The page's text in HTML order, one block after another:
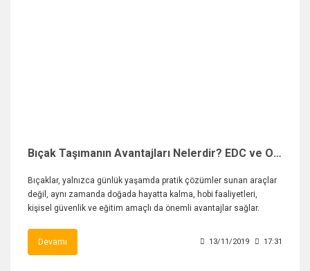
Bıçak Taşımanın Avantajları Nelerdir? EDC ve Outdoor Kullanım Rehberi
Bıçaklar, yalnızca günlük yaşamda pratik çözümler sunan araçlar
değil, aynı zamanda doğada hayatta kalma, hobi faaliyetleri,
kişisel güvenlik ve eğitim amaçlı da önemli avantajlar sağlar.
Devamı 13/11/2019 17:31